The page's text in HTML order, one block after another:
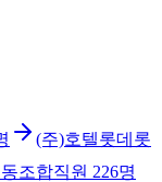
(주)호텔롯데롯
조합직원 226명